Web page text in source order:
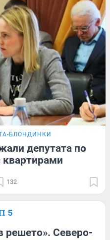
БЛОНДИНКИ
депутата по
квартирами
132
5
решето». Северо-